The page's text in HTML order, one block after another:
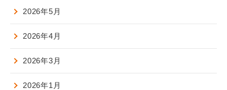
2026年5月
2026年4月
2026年3月
2026年1月